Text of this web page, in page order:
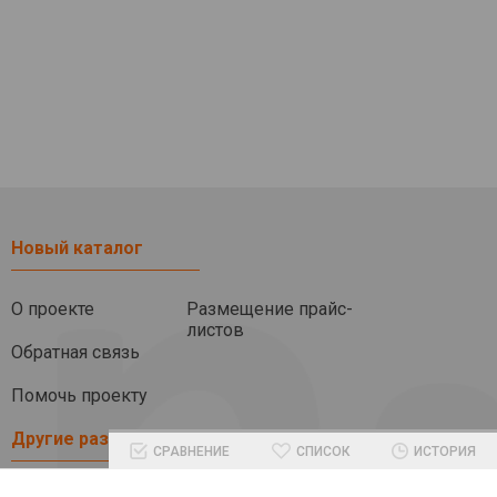
Новый каталог
О проекте
Обратная связь
Помочь проекту
Размещение прайс-
листов
Другие разделы
СРАВНЕНИЕ СПИСОК ИСТОРИЯ